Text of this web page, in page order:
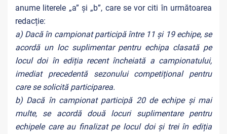
anume literele „a” și „b”, care se vor citi în următoarea
redacție:
a) Dacă în campionat participă între 11 și 19 echipe, se
acordă un loc suplimentar pentru echipa clasată pe
locul doi în ediția recent încheiată a campionatului,
imediat precedentă sezonului competițional pentru
care se solicită participarea.
b) Dacă în campionat participă 20 de echipe și mai
multe, se acordă două locuri suplimentare pentru
echipele care au finalizat pe locul doi și trei în ediția